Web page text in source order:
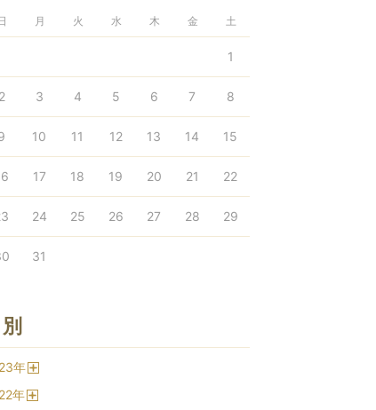
月 火 水 木 金 土
1
2 3 4 5 6 7 8
10 11 12 13 14 15
17 18 19 20 21 22
24 25 26 27 28 29
31
年
年